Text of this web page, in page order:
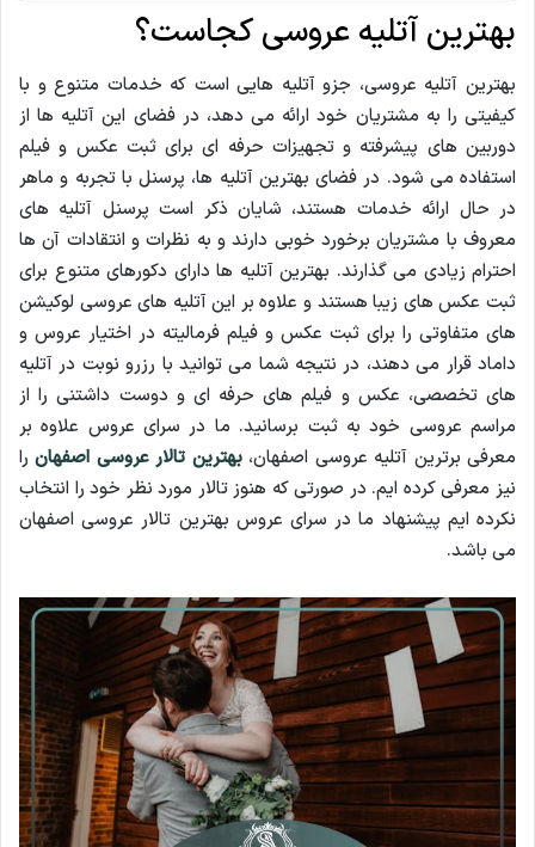
بهترین آتلیه عروسی کجاست؟
بهترین آتلیه عروسی، جزو آتلیه هایی است که خدمات متنوع و با
کیفیتی را به مشتریان خود ارائه می دهد، در فضای این آتلیه ها از
دوربین های پیشرفته و تجهیزات حرفه ای برای ثبت عکس و فیلم
استفاده می شود. در فضای بهترین آتلیه ها، پرسنل با تجربه و ماهر
در حال ارائه خدمات هستند، شایان ذکر است پرسنل آتلیه های
معروف با مشتریان برخورد خوبی دارند و به نظرات و انتقادات آن ها
احترام زیادی می گذارند. بهترین آتلیه ها دارای دکورهای متنوع برای
ثبت عکس های زیبا هستند و علاوه بر این آتلیه های عروسی لوکیشن
های متفاوتی را برای ثبت عکس و فیلم فرمالیته در اختیار عروس و
داماد قرار می دهند، در نتیجه شما می توانید با رزرو نوبت در آتلیه
های تخصصی، عکس و فیلم های حرفه ای و دوست داشتنی را از
مراسم عروسی خود به ثبت برسانید. ما در سرای عروس علاوه بر
معرفی برترین آتلیه عروسی اصفهان،بهترین تالار عروسی اصفهانرا
نیز معرفی کرده ایم. در صورتی که هنوز تالار مورد نظر خود را انتخاب
نکرده ایم پیشنهاد ما در سرای عروس بهترین تالار عروسی اصفهان
می باشد.